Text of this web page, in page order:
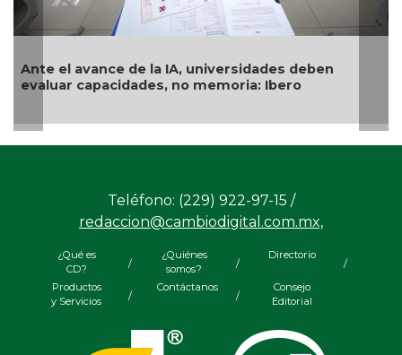
deben
Ibero
Examen de ingreso a la
género
Teléfono: (229) 922-97-15 /
redaccion@cambiodigital.com.mx,
¿Qué es
CD?
/
¿Quiénes
somos?
/
Directorio
/
Productos
y Servicios
/
Contáctanos
/
Consejo
Editorial